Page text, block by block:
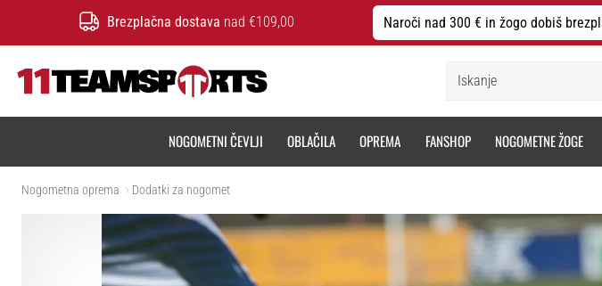
Brezplačna dostava nad €109,00 Naroči nad 300 € in žogo dobiš
NOGOMETNI ČEVLJI OBLAČILA OPREMA FANSHOP NOGOMETNE ŽOGE
Nogometna oprema Dodatki za nogomet